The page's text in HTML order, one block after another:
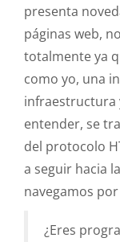
presenta
páginas web,
totalmente ya
como yo, una
infraestructura
entender, se
del protocolo
a seguir hacia
navegamos
¿Eres